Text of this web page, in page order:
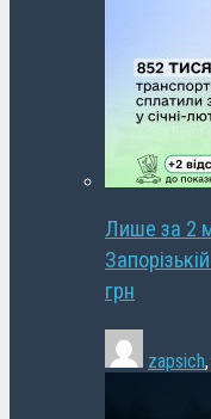
Лише за 2
грн
zapsich,